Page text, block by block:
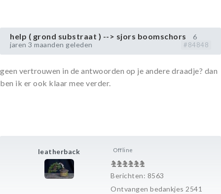
help ( grond substraat ) --> sjors boomschors
6
jaren 3 maanden geleden
#84848
leatherback Offline
Berichten: 8563
Ontvangen bedankjes 2541
geen vertrouwen in de antwoorden op je andere draadje? dan
ben ik er ook klaar mee verder.